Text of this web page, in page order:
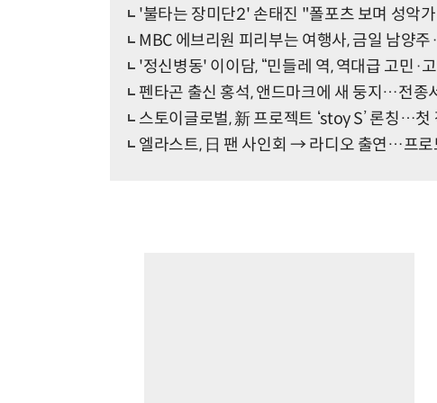
'불타는 장미단2' 손태진 "폴포츠 보며 성악
MBC 에브리원 피리부는 여행사, 금일 남양
'정신병동' 이이담, “민들레 역, 역대급 고민·
펜타곤 출신 홍석, 앤드마크에 새 둥지…전종
스토이글로벌, 新 프로젝트 ‘stoy S’ 론칭…첫
엘라스트, 日 팬 사인회 → 라디오 출연…프